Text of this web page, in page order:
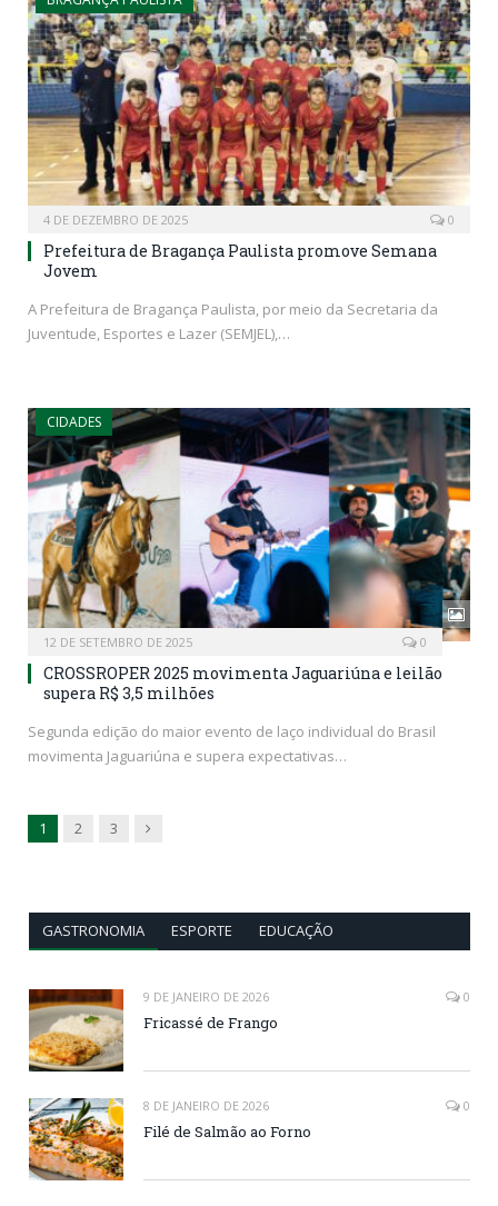
4 DE DEZEMBRO DE 2025 0
Prefeitura de Bragança Paulista promove Semana
Jovem
A Prefeitura de Bragança Paulista, por meio da Secretaria da
Juventude, Esportes e Lazer (SEMJEL),…
CIDADES
12 DE SETEMBRO DE 2025 0
CROSSROPER 2025 movimenta Jaguariúna e leilão
supera R$ 3,5 milhões
Segunda edição do maior evento de laço individual do Brasil
movimenta Jaguariúna e supera expectativas…
1 2 3 Next
GASTRONOMIA ESPORTE EDUCAÇÃO
9 DE JANEIRO DE 2026 0
Fricassé de Frango
8 DE JANEIRO DE 2026 0
Filé de Salmão ao Forno